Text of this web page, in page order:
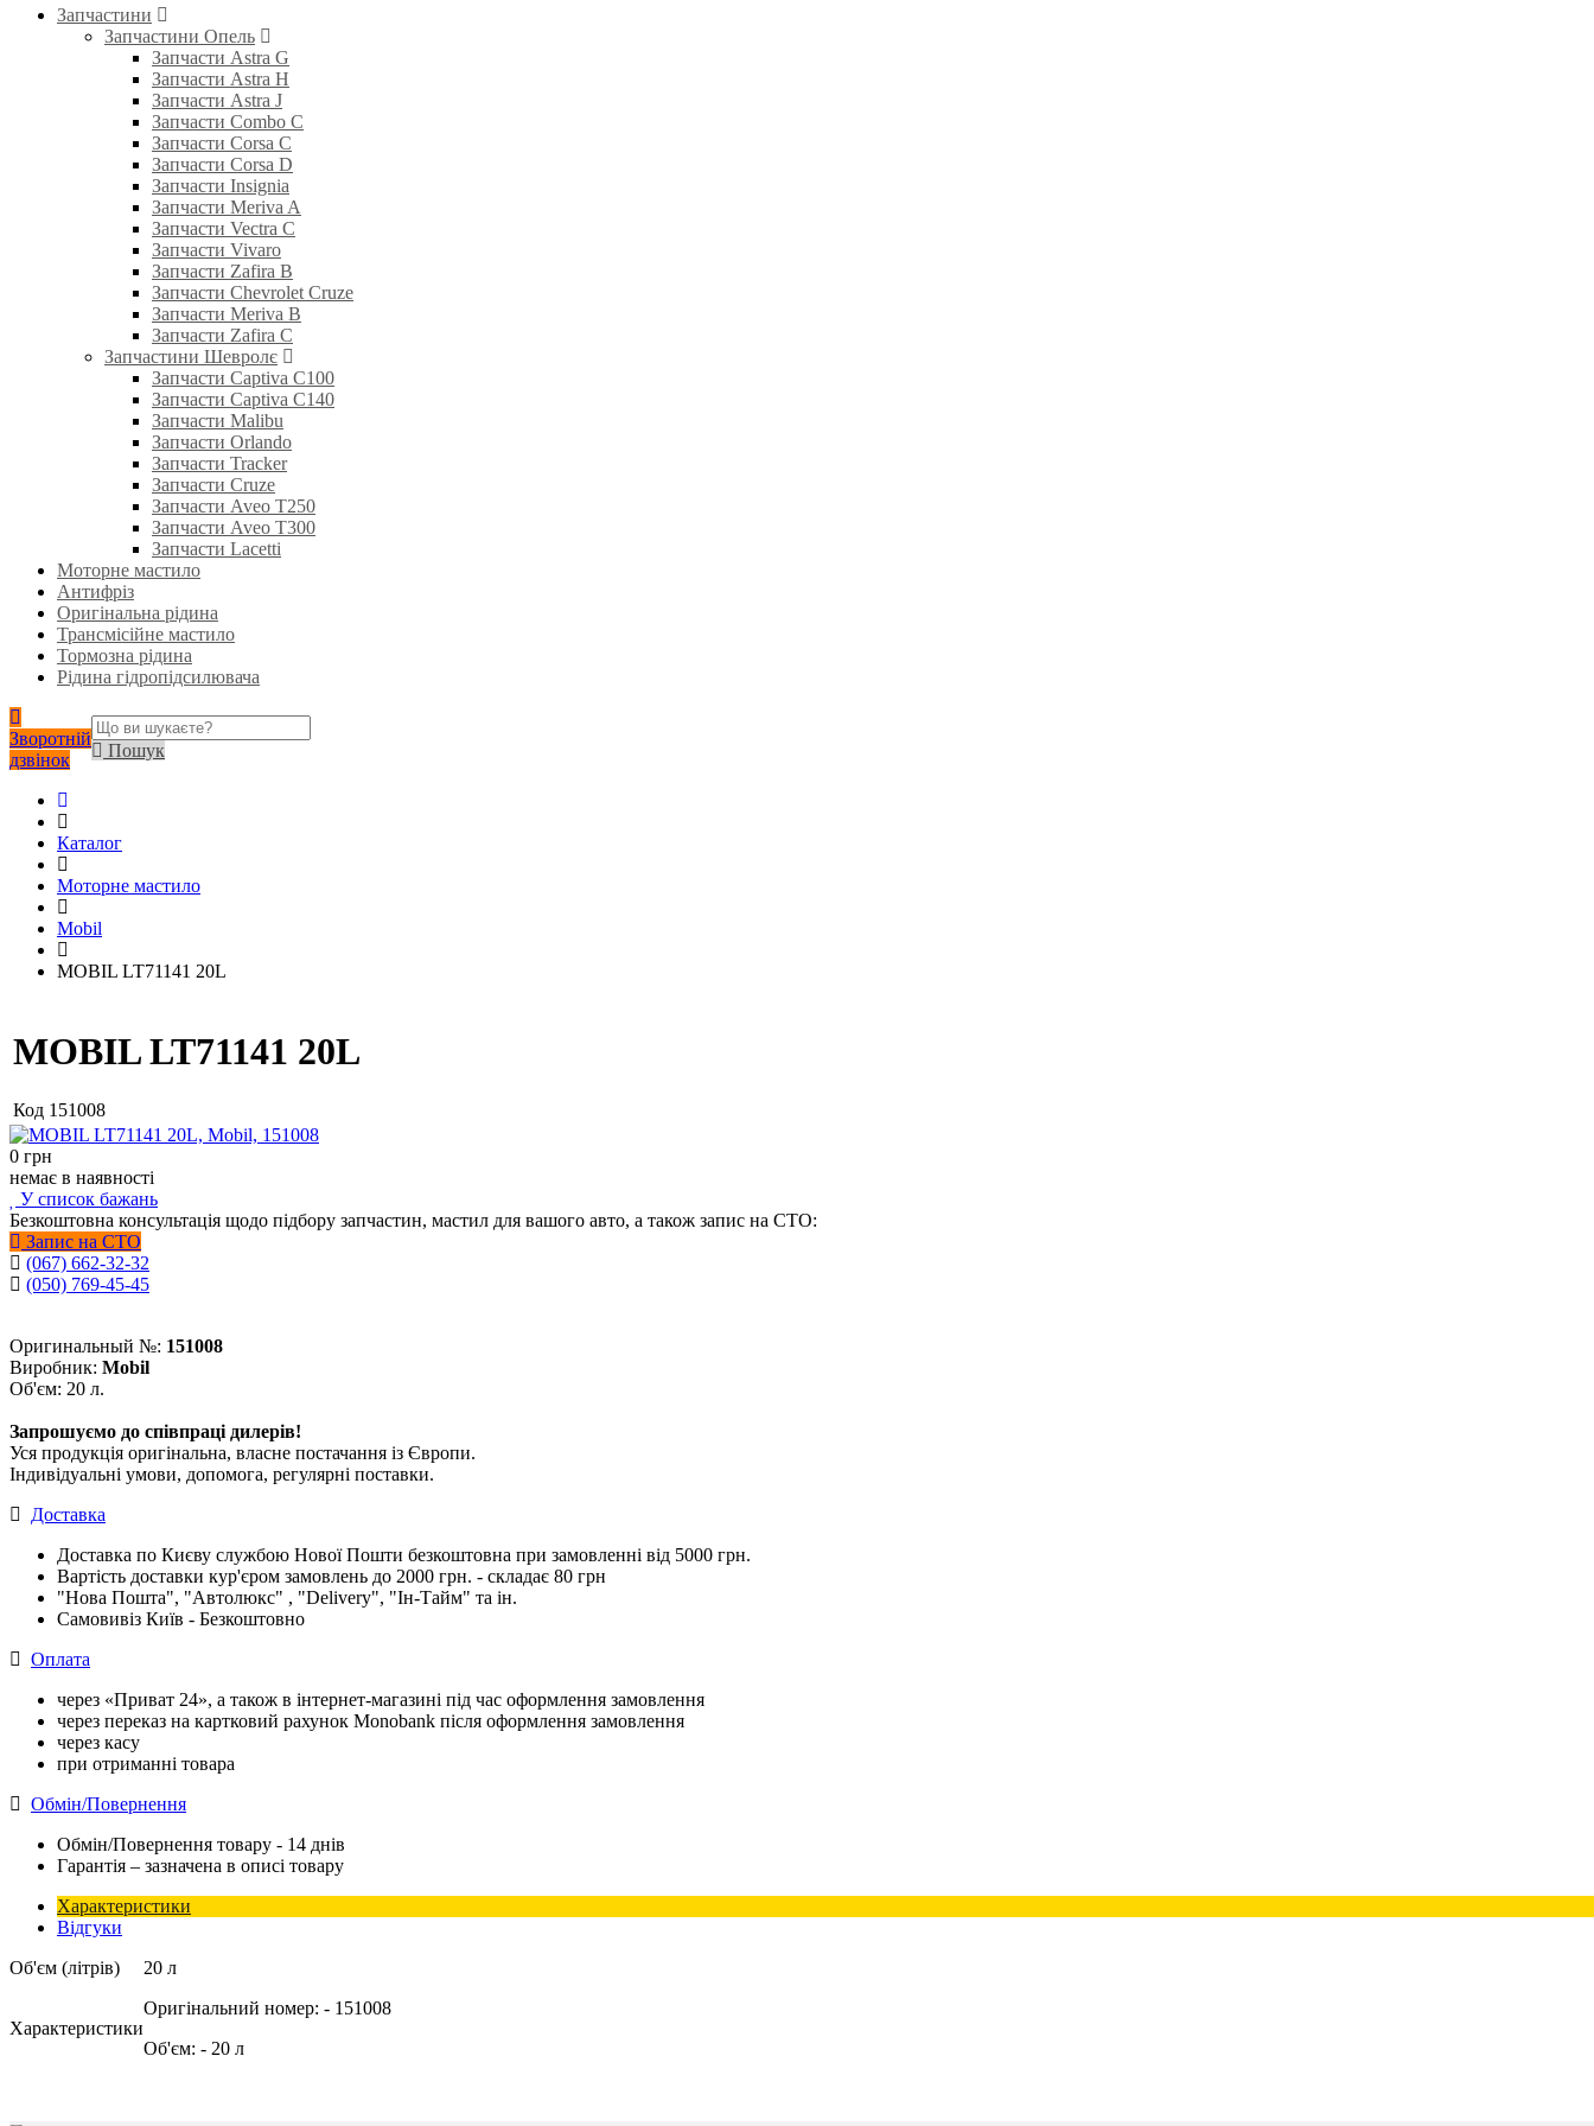
Запчастини
Запчастини Опель
Запчасти Astra G
Запчасти Astra H
Запчасти Astra J
Запчасти Combo C
Запчасти Corsa C
Запчасти Corsa D
Запчасти Insignia
Запчасти Meriva A
Запчасти Vectra C
Запчасти Vivaro
Запчасти Zafira B
Запчасти Chevrolet Cruze
Запчасти Meriva B
Запчасти Zafira C
Запчастини Шевролє
Запчасти Captiva C100
Запчасти Captiva C140
Запчасти Malibu
Запчасти Orlando
Запчасти Tracker
Запчасти Cruze
Запчасти Aveo T250
Запчасти Aveo T300
Запчасти Lacetti
Моторне мастило
Антифріз
Оригінальна рідина
Трансмісійне мастило
Тормозна рідина
Рідина гідропідсилювача
Зворотній
дзвінок
Пошук
Каталог
Моторне мастило
Mobil
MOBIL LT71141 20L
MOBIL LT71141 20L
Код 151008
0 грн
немає в наявності
У список бажань
Безкоштовна консультація щодо підбору запчастин, мастил для вашого авто, а також запис на СТО:
Запис на СТО
(067) 662-32-32
(050) 769-45-45
Оригинальный №: 151008
Виробник: Mobil
Об'єм: 20 л.
Запрошуємо до співпраці дилерів!
Уся продукція оригінальна, власне постачання із Європи.
Індивідуальні умови, допомога, регулярні поставки.
Доставка
Доставка по Києву службою Нової Пошти безкоштовна при замовленні від 5000 грн.
Вартість доставки кур'єром замовлень до 2000 грн. - складає 80 грн
"Нова Пошта", "Автолюкс" , "Delivery", "Iн-Тайм" та ін.
Самовивіз Київ - Безкоштовно
Оплата
через «Приват 24», а також в інтернет-магазині під час оформлення замовлення
через переказ на картковий рахунок Monobank після оформлення замовлення
через касу
при отриманні товара
Обмін/Повернення
Обмін/Повернення товару - 14 днів
Гарантія – зазначена в описі товару
Характеристики
Відгуки
Об'єм (літрів)
20 л
Характеристики
Оригінальний номер: - 151008
Об'єм: - 20 л